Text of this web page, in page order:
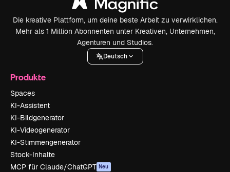
Die kreative Plattform, um deine beste Arbeit zu verwirklichen.
Mehr als 1 Million Abonnenten unter Kreativen, Unternehmen,
Agenturen und Studios.
Deutsch
Produkte
Spaces
KI-Assistent
KI-Bildgenerator
KI-Videogenerator
KI-Stimmengenerator
Stock-Inhalte
MCP für Claude/ChatGPT Neu